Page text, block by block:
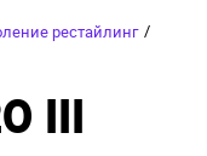
рестайлинг /
III